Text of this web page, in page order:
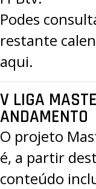
Podes
restante
aqui.
V LIGA
ANDAMENTO
O projeto
é, a partir
conteúdo